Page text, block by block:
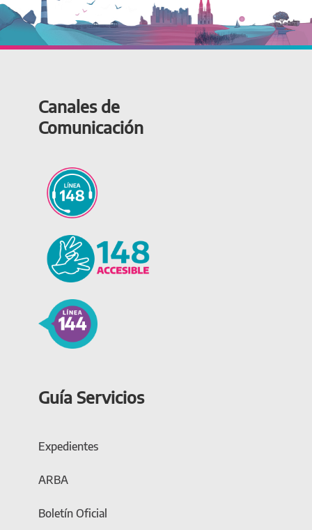
Canales de
Comunicación
Guía Servicios
Expedientes
ARBA
Boletín Oficial